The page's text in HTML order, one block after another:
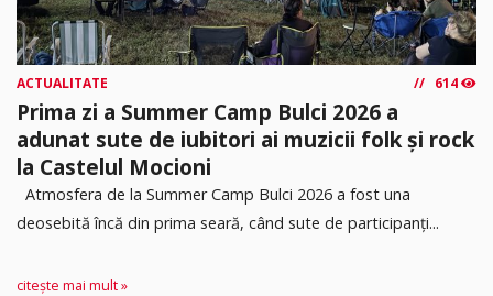
ACTUALITATE 614
Prima zi a Summer Camp Bulci 2026 a
adunat sute de iubitori ai muzicii folk și rock
la Castelul Mocioni
Atmosfera de la Summer Camp Bulci 2026 a fost una
deosebită încă din prima seară, când sute de participanți...
citește mai mult »